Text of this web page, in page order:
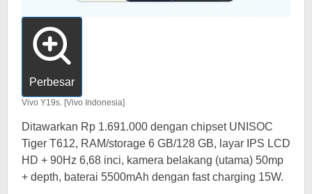
Perbesar
Vivo Y19s. [Vivo Indonesia]
Ditawarkan Rp 1.691.000 dengan chipset UNISOC
Tiger T612, RAM/storage 6 GB/128 GB, layar IPS LCD
HD + 90Hz 6,68 inci, kamera belakang (utama) 50mp
+ depth, baterai 5500mAh dengan fast charging 15W.